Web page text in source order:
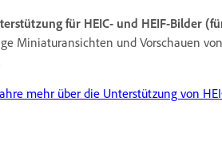
für HEIC- und HEIF-Bilder
Miniaturansichten und Vorschauen
mehr über die Unterstützung von